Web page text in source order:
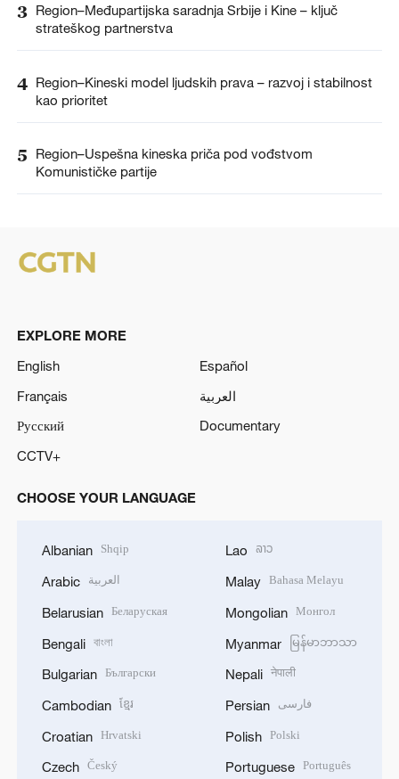
3 Region–Međupartijska saradnja Srbije i Kine – ključ
strateškog partnerstva
4 Region–Kineski model ljudskih prava – razvoj i stabilnost
kao prioritet
5
Region–Uspešna kineska priča pod vođstvom
Komunističke partije
EXPLORE MORE
English
Español
Français
العربية
Русский
Documentary
CCTV+
CHOOSE YOUR LANGUAGE
Albanian Shqip
Arabic العربية
Belarusian Беларуская
Bengali বাংলা
Bulgarian Български
Cambodian ខ្មែរ
Croatian Hrvatski
Czech Český
Lao ລາວ
Malay Bahasa Melayu
Mongolian Монгол
Myanmar မြန်မာဘာသာ
Nepali नेपाली
Persian فارسی
Polish Polski
Portuguese Português